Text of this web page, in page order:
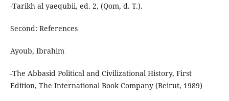
-Tarikh al yaequbii, ed. 2, (Qom, d. T.).
Second: References
Ayoub, Ibrahim
-The Abbasid Political and Civilizational History, First
Edition, The International Book Company (Beirut, 1989)